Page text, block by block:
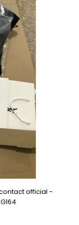
official -